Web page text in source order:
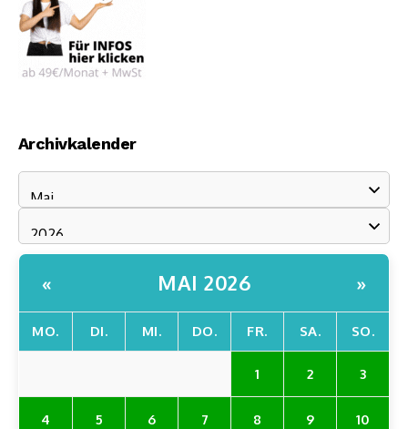
Archivkalender
« MAI 2026 »
MO. DI. MI. DO. FR. SA. SO.
1 2 3
4 5 6 7 8 9 10